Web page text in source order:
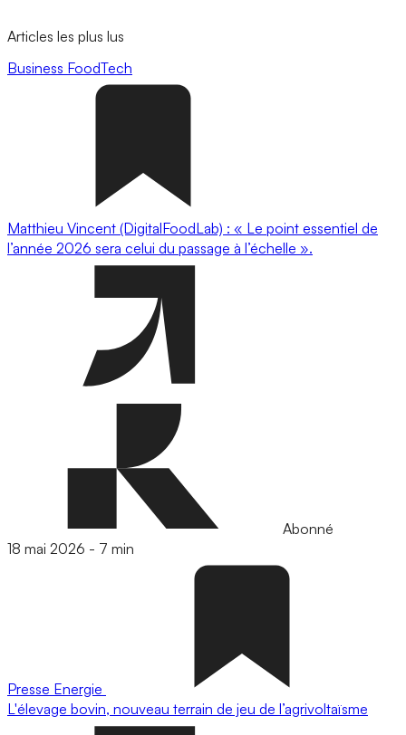
Articles les plus lus
Business FoodTech
Matthieu Vincent (DigitalFoodLab) : « Le point essentiel de
l’année 2026 sera celui du passage à l’échelle ».
Abonné
18 mai 2026 - 7 min
Presse Energie
L'élevage bovin, nouveau terrain de jeu de l’agrivoltaïsme